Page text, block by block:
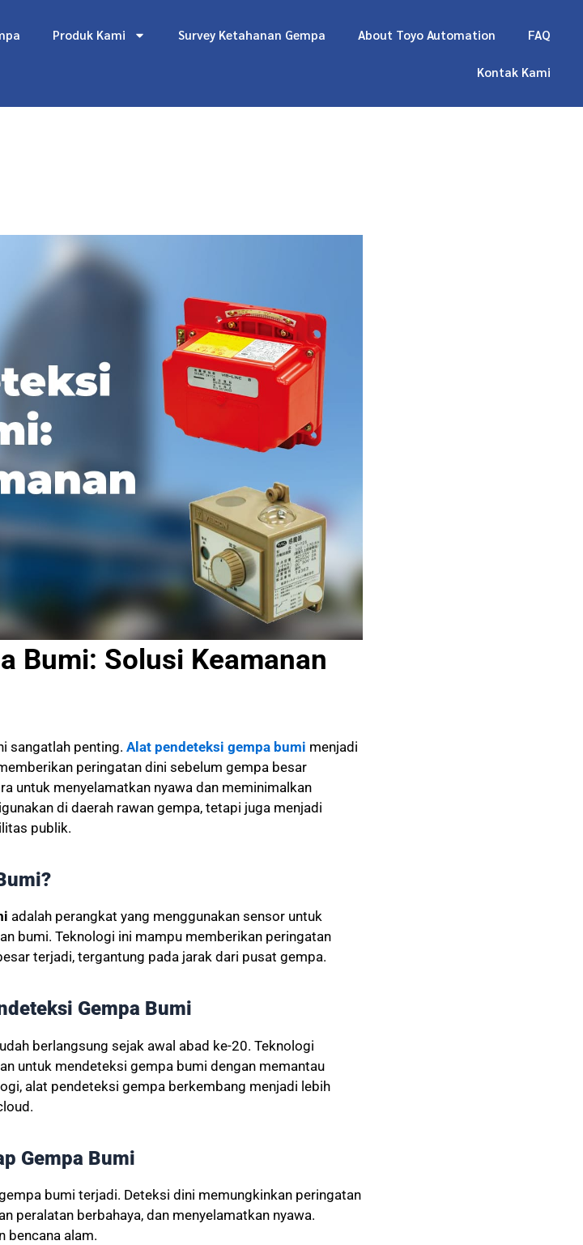
konten
Produk Kami Survey Ketahanan Gempa About Toyo Automation FAQ
Kontak Kami
Bumi: Solusi Keamanan
sangatlah penting. Alat pendeteksi gempa bumi menjadi
peringatan dini sebelum gempa besar
untuk menyelamatkan nyawa dan meminimalkan
di daerah rawan gempa, tetapi juga menjadi
publik.
adalah perangkat yang menggunakan sensor untuk
bumi. Teknologi ini mampu memberikan peringatan
terjadi, tergantung pada jarak dari pusat gempa.
Gempa Bumi
berlangsung sejak awal abad ke-20. Teknologi
untuk mendeteksi gempa bumi dengan memantau
alat pendeteksi gempa berkembang menjadi lebih
Gempa Bumi
bumi terjadi. Deteksi dini memungkinkan peringatan
peralatan berbahaya, dan menyelamatkan nyawa.
bencana alam.